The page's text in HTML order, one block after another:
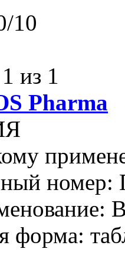
10
1 из 1
Pharma
номер:
форма: